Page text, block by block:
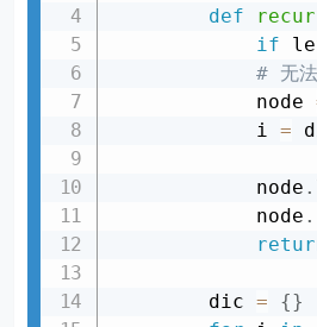
def
recur
if
# 无法
            node
            i
=
            node
.
            node
.
        dic
= {}